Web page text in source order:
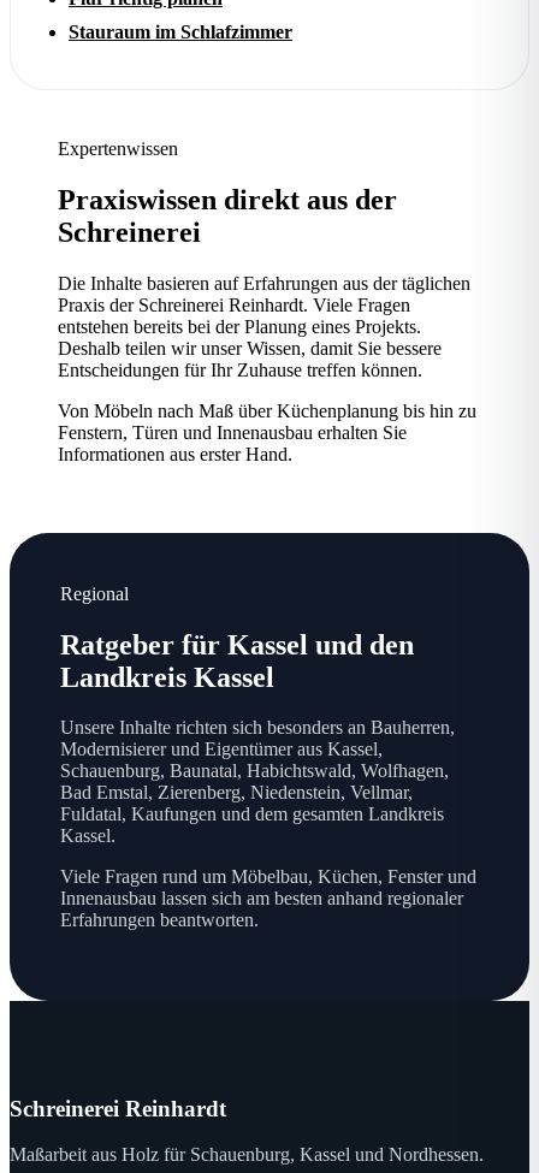
Stauraum im Schlafzimmer
Expertenwissen
Praxiswissen direkt aus der
Schreinerei
Die Inhalte basieren auf Erfahrungen aus der täglichen
Praxis der Schreinerei Reinhardt. Viele Fragen
entstehen bereits bei der Planung eines Projekts.
Deshalb teilen wir unser Wissen, damit Sie bessere
Entscheidungen für Ihr Zuhause treffen können.
Von Möbeln nach Maß über Küchenplanung bis hin zu
Fenstern, Türen und Innenausbau erhalten Sie
Informationen aus erster Hand.
Regional
Ratgeber für Kassel und den
Landkreis Kassel
Unsere Inhalte richten sich besonders an Bauherren,
Modernisierer und Eigentümer aus Kassel,
Schauenburg, Baunatal, Habichtswald, Wolfhagen,
Bad Emstal, Zierenberg, Niedenstein, Vellmar,
Fuldatal, Kaufungen und dem gesamten Landkreis
Kassel.
Viele Fragen rund um Möbelbau, Küchen, Fenster und
Innenausbau lassen sich am besten anhand regionaler
Erfahrungen beantworten.
Schreinerei Reinhardt
Maßarbeit aus Holz für Schauenburg, Kassel und Nordhessen.